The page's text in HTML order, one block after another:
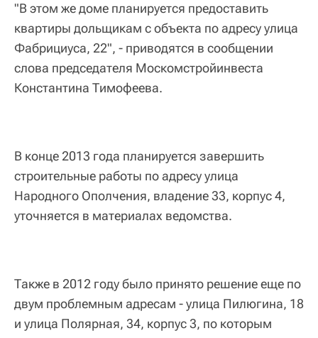
"В этом же доме планируется предоставить
квартиры дольщикам с объекта по адресу улица
Фабрициуса, 22", - приводятся в сообщении
слова председателя Москомстройинвеста
Константина Тимофеева.
В конце 2013 года планируется завершить
строительные работы по адресу улица
Народного Ополчения, владение 33, корпус 4,
уточняется в материалах ведомства.
Также в 2012 году было принято решение еще по
двум проблемным адресам - улица Пилюгина, 18
и улица Полярная, 34, корпус 3, по которым